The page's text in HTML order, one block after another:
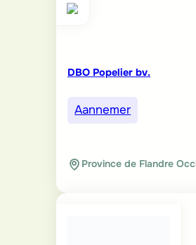
DBO Popelier bv.
Aannemer
Province de Flandre